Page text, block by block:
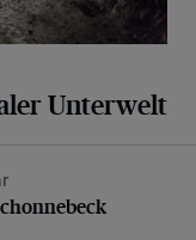
Unterwelt